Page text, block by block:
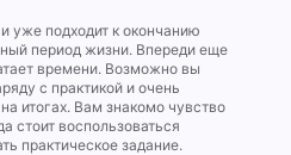
уже подходит к окончанию
период жизни. Впереди еще
времени. Возможно вы
с практикой и очень
итогах. Вам знакомо чувство
стоит воспользоваться
практическое задание.